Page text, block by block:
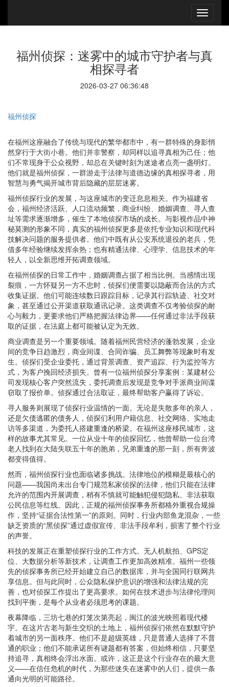
福州侦探：迷雾中的城市守护者与真
相探寻者
2026-03-27 06:36:48
福州侦探
在福州这座融合了传统与现代的繁华都市中，有一群特殊的身影悄
然穿行于大街小巷。他们并非警察，却同样以追寻真相为己任；他
们不常现身于公众视野，却总在关键时刻为迷途者点亮一盏明灯。
他们就是福州侦探，一群游走于法律与道德边缘的真相探寻者，用
智慧与勇气揭开城市背后隐藏的层层迷雾。
福州侦探行业的发展，与这座城市的变迁息息相关。作为福建省
会，福州经济活跃、人口流动频繁，商业纠纷、婚姻调查、寻人查
址等需求逐渐增多，催生了本地侦探市场的成长。与影视作品中神
秘莫测的形象不同，真实的福州侦探更多是依托专业知识和现代科
技解决问题的服务提供者。他们中既有从公安系统退役的老兵，凭
借多年经验继续发挥余热；也有精通法律、心理学、信息技术的年
轻人，以全新思维开拓调查领域。
在福州侦探的日常工作中，婚姻调查占据了相当比例。当感情出现
裂痕，一方怀疑另一方不忠时，侦探们便需要以隐蔽而合法的方式
收集证据。他们可能连续数日跟踪目标，记录其行踪轨迹、社交对
象，甚至通过公开渠道获取通讯记录。这类调查不仅考验侦探的耐
心与毅力，更要求他们严格把握法律边界——任何通过非法手段获
取的证据，在法庭上都可能被认定为无效。
商业调查是另一个重要领域。随着福州民营经济的蓬勃发展，企业
间的竞争日趋激烈，商业间谍、合同诈骗、员工舞弊等现象时有发
生。侦探们受企业委托，通过背景调查、资产追踪、行为监控等方
式，为客户挽回经济损失。曾有一位福州侦探分享案例：某建材公
司发现核心客户突然流失，委托调查后发现是竞争对手派商业间谍
窃取了报价单。侦探通过合法取证，最终帮助客户赢得了诉讼。
寻人服务则展现了侦探行业温情的一面。无论是失散多年的亲人，
还是欠债逃匿的债务人，侦探们利用户籍信息、社交网络、实地走
访等多渠道，为委托人搭建重逢的桥梁。在福州这座移民城市，这
样的故事尤其常见。一位从业十年的侦探回忆，他曾帮助一位台湾
老人找到在大陆失联五十年的胞弟，兄弟重逢的那一刻，所有奔波
都变得值得。
然而，福州侦探行业也面临诸多挑战。法律地位的模糊是最核心的
问题——我国尚未出台专门规范私家侦探的法律，他们只能在法律
允许的范围内开展调查，稍有不慎就可能触犯侵犯隐私、非法获取
公民信息等红线。因此，正规的福州侦探事务所都格外重视合规操
作，坚持“证据合法性第一”的原则。同时，行业内部鱼龙混杂，一些
缺乏资质的“黑侦探”通过虚假宣传、非法手段牟利，损害了整个行业
的声誉。
科技的发展正在重塑侦探行业的工作方式。无人机航拍、GPS定
位、大数据分析等新技术，让调查工作更加高效精准。福州一些领
先的侦探事务所已经开始建立自己的数据库，并与全国同行联网共
享信息。但与此同时，公众隐私保护意识的增强和法律法规的完
善，也对侦探工作提出了更高要求。如何在技术进步与法律伦理间
找到平衡，是每个从业者必须思考的课题。
夜幕降临，三坊七巷的灯笼次第亮起，闽江的波光映照着现代楼
宇。在这片古老与新生交织的土地上，福州侦探们依然在默默守护
着城市的另一面秩序。他们不是超级英雄，只是普通人选择了不普
通的职业；他们不能承诺所有谜题都有答案，但始终相信，只要坚
持追寻，真相终会浮出水面。或许，这正是这个行业存在的最大意
义——在信任危机的时代，为那些迷失在迷雾中的人们，提供一条
通向光明的可能路径。